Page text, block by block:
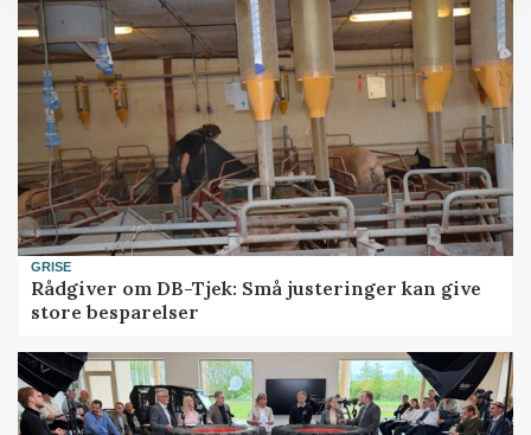
GRISE
Rådgiver om DB-Tjek: Små justeringer kan give
store besparelser